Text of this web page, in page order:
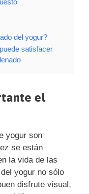
del yogur?
satisfacer
el
yogur son
se están
la vida de las
yogur no sólo
disfrute visual,